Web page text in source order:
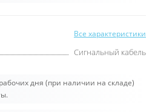
Все характеристики
Сигнальный кабель
дня (при наличии на складе)